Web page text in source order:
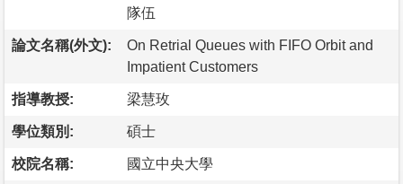
隊伍
論文名稱(外文):
On Retrial Queues with FIFO Orbit and
Impatient Customers
指導教授: 梁慧玫
學位類別: 碩士
校院名稱: 國立中央大學